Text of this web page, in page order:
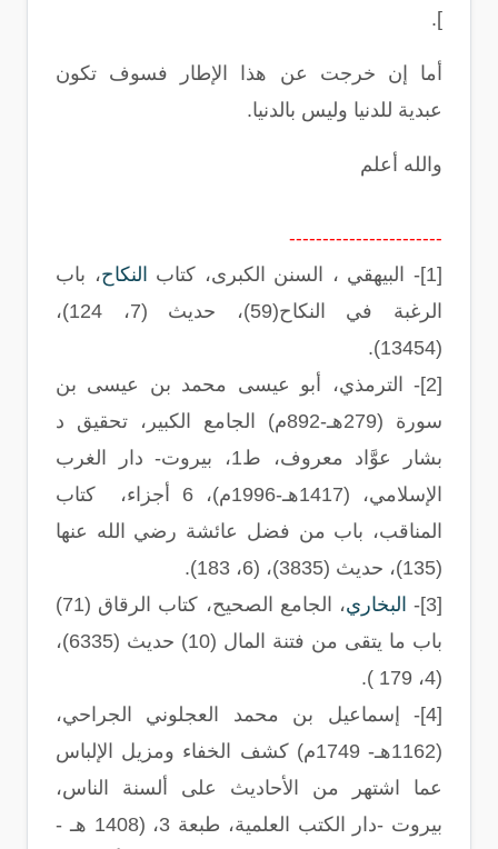
].
أما إن خرجت عن هذا الإطار فسوف تكون
عبدية للدنيا وليس بالدنيا.
والله أعلم
-----------------------
[1]- البيهقي ، السنن الكبرى، كتاب النكاح، باب
الرغبة في النكاح(59)، حديث (7، 124
)،
(
13454
).
[2]-
الترمذي، أبو عيسى محمد بن عيسى بن
سورة (279هـ-892م) الجامع الكبير، تحقيق د
بشار عوَّاد معروف، ط1، بيروت- دار الغرب
الإسلامي، (1417هـ-1996م)، 6 أجزاء،
كتاب
المناقب، باب من فضل عائشة رضي الله عنها
(135)، حديث (3835
)، (6، 183
).
[3]-
البخاري
، الجامع الصحيح، كتاب الرقاق (71)
باب ما يتقى من فتنة المال (10) حديث (6335
)،
(4، 179
).
[4]-
إسماعيل بن محمد العجلوني الجراحي،
(1162هـ- 1749م) كشف الخفاء ومزيل الإلباس
عما اشتهر من الأحاديث على ألسنة الناس،
بيروت -دار الكتب العلمية، طبعة 3، (1408 هـ -